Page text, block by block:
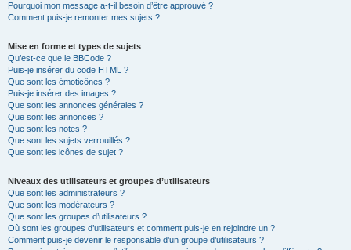
Pourquoi mon message a-t-il besoin d’être approuvé ?
Comment puis-je remonter mes sujets ?
Mise en forme et types de sujets
Qu’est-ce que le BBCode ?
Puis-je insérer du code HTML ?
Que sont les émoticônes ?
Puis-je insérer des images ?
Que sont les annonces générales ?
Que sont les annonces ?
Que sont les notes ?
Que sont les sujets verrouillés ?
Que sont les icônes de sujet ?
Niveaux des utilisateurs et groupes d’utilisateurs
Que sont les administrateurs ?
Que sont les modérateurs ?
Que sont les groupes d’utilisateurs ?
Où sont les groupes d’utilisateurs et comment puis-je en rejoindre un ?
Comment puis-je devenir le responsable d’un groupe d’utilisateurs ?